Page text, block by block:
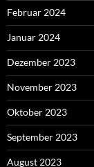
Februar 2024
Januar 2024
Dezember 2023
November 2023
Oktober 2023
September 2023
August 2023